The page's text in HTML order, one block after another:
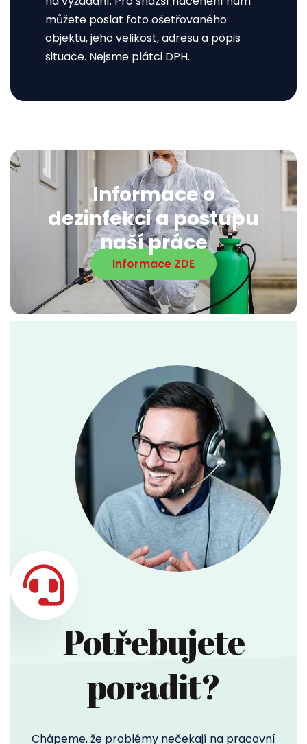
můžete poslat foto ošetřovaného
objektu, jeho velikost, adresu a popis
situace. Nejsme plátci DPH.
Informace o
dezinfekci a postupu
naší práce
Informace ZDE
Potřebujete
poradit?
Chápeme, že problémy nečekají na pracovní